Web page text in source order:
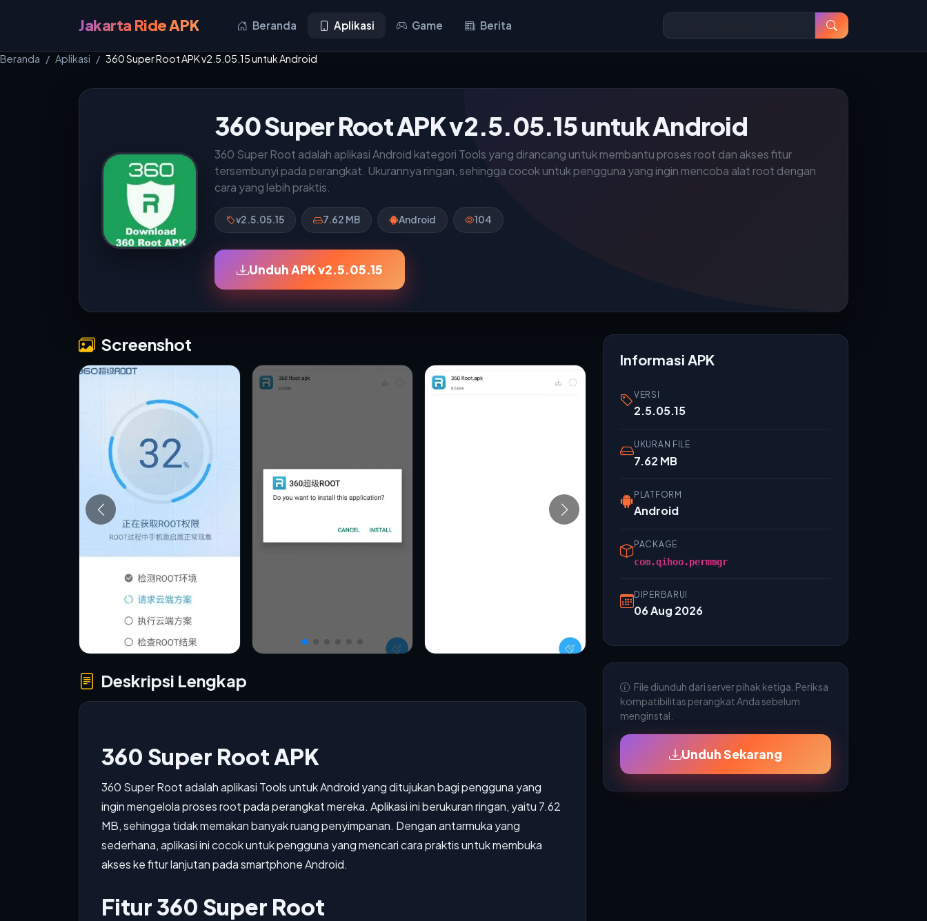
Jakarta Ride APK Beranda Aplikasi Game Berita
Beranda Aplikasi 360 Super Root APK v2.5.05.15 untuk Android
360 Super Root APK v2.5.05.15 untuk Android
360 Super Root adalah aplikasi Android kategori Tools yang dirancang untuk membantu proses root dan akses fitur
tersembunyi pada perangkat. Ukurannya ringan, sehingga cocok untuk pengguna yang ingin mencoba alat root dengan
cara yang lebih praktis.
v2.5.05.15 7.62 MB Android 104
Unduh APK v2.5.05.15
Screenshot
Deskripsi Lengkap
360 Super Root APK
360 Super Root adalah aplikasi Tools untuk Android yang ditujukan bagi pengguna yang
ingin mengelola proses root pada perangkat mereka. Aplikasi ini berukuran ringan, yaitu 7.62
MB, sehingga tidak memakan banyak ruang penyimpanan. Dengan antarmuka yang
sederhana, aplikasi ini cocok untuk pengguna yang mencari cara praktis untuk membuka
akses ke fitur lanjutan pada smartphone Android.
Fitur 360 Super Root
Informasi APK
VERSI
2.5.05.15
UKURAN FILE
7.62 MB
PLATFORM
Android
PACKAGE
com.qihoo.permmgr
DIPERBARUI
06 Aug 2026
File diunduh dari server pihak ketiga. Periksa
kompatibilitas perangkat Anda sebelum
menginstal.
Unduh Sekarang